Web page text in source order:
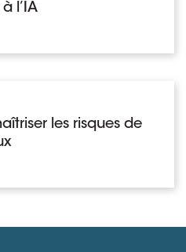
l’IA
les risques de